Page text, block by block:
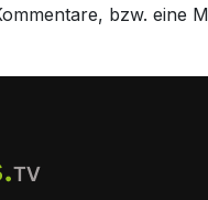
bzw. eine